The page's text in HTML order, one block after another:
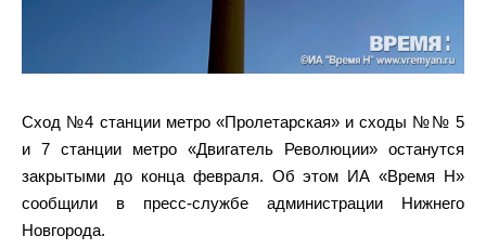
Сход №4 станции метро «Пролетарская» и сходы №№ 5
и 7 станции метро «Двигатель Революции» останутся
закрытыми до конца февраля. Об этом ИА «Время Н»
сообщили в пресс-службе администрации Нижнего
Новгорода.